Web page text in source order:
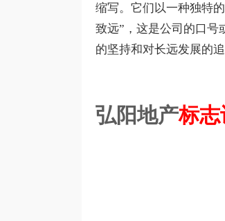
缩写。它们以一种独特
致远”，这是公司的口号
的坚持和对长远发展的追
弘阳地产标志